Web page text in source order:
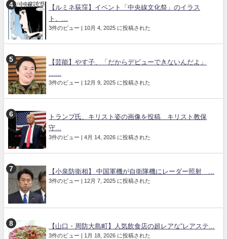
【ルミネ荻窪】イベント「中央線文化祭」のイラス
ト、...
3件のビュー | 10月 4, 2025 に投稿された
【芸能】やす子、「だからデビューできないんだよ」
3件のビュー | 12月 9, 2025 に投稿された
トランプ氏、キリスト姿の画像を投稿 キリスト教保
守...
3件のビュー | 4月 14, 2026 に投稿された
【小泉防衛相】 中国軍機が自衛隊機にレーダー照射 ...
3件のビュー | 12月 7, 2025 に投稿された
【山口・周防大島町】人気飲食店の超レアな“レアステ...
3件のビュー | 1月 18, 2026 に投稿された